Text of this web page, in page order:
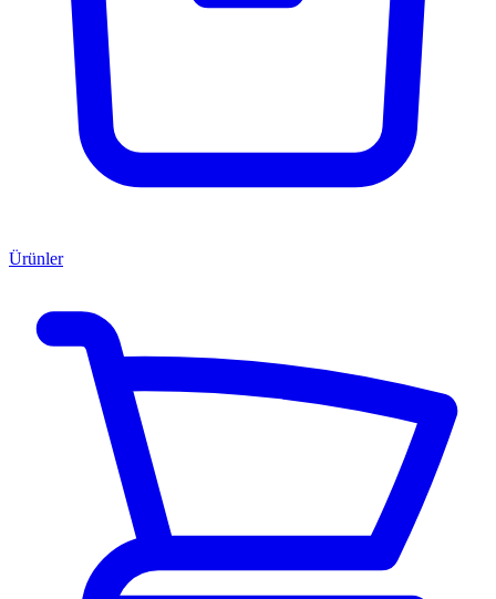
Ürünler